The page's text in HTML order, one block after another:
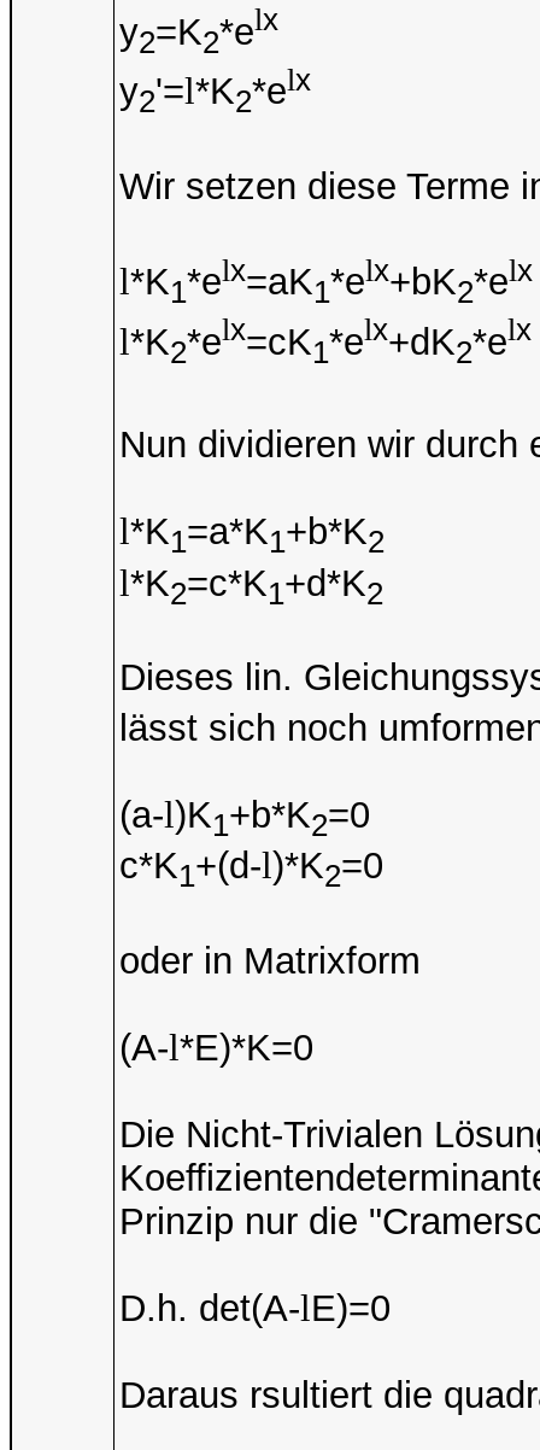
y2=K2*elx
y2'=l*K2*elx
Wir setzen diese Terme
l*K1*elx=aK1*elx+bK2*elx
l*K2*elx=cK1*elx+dK2*elx
Nun dividieren wir durch
l*K1=a*K1+b*K2
l*K2=c*K1+d*K2
Dieses lin.
lässt sich noch
(a-l)K1+b*K2=0
c*K1+(d-l)*K2=0
oder in Matrixform
(A-l*E)*K=0
Die Nicht-Trivialen
Prinzip nur die
D.h. det(A-lE)=0
Daraus rsultiert die